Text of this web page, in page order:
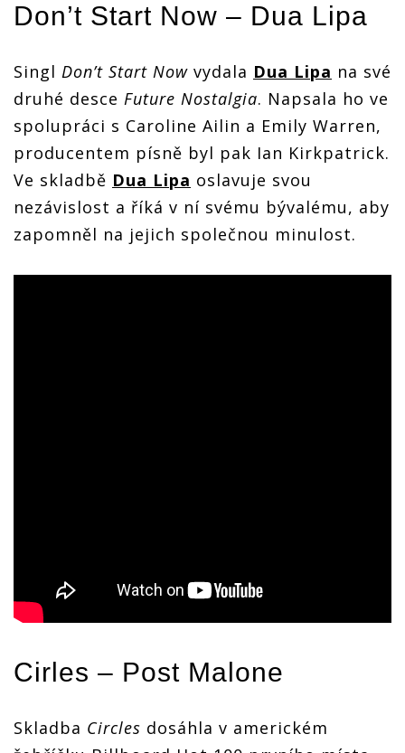
Don’t Start Now – Dua Lipa
Singl Don’t Start Now vydala Dua Lipa na své
druhé desce Future Nostalgia. Napsala ho ve
spolupráci s Caroline Ailin a Emily Warren,
producentem písně byl pak Ian Kirkpatrick.
Ve skladbě Dua Lipa oslavuje svou
nezávislost a říká v ní svému bývalému, aby
zapomněl na jejich společnou minulost.
Cirles – Post Malone
Skladba Circles dosáhla v americkém